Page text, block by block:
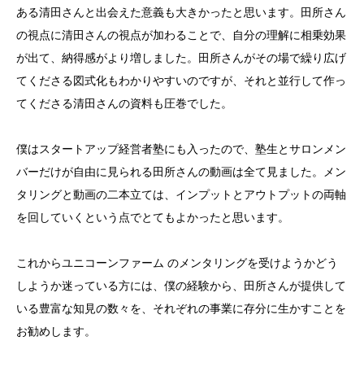
ある清田さんと出会えた意義も大きかったと思います。田所さん
の視点に清田さんの視点が加わることで、自分の理解に相乗効果
が出て、納得感がより増しました。田所さんがその場で繰り広げ
てくださる図式化もわかりやすいのですが、それと並行して作っ
てくださる清田さんの資料も圧巻でした。
僕はスタートアップ経営者塾にも入ったので、塾生とサロンメン
バーだけが自由に見られる田所さんの動画は全て見ました。メン
タリングと動画の二本立ては、インプットとアウトプットの両軸
を回していくという点でとてもよかったと思います。
これからユニコーンファーム のメンタリングを受けようかどう
しようか迷っている方には、僕の経験から、田所さんが提供して
いる豊富な知見の数々を、それぞれの事業に存分に生かすことを
お勧めします。